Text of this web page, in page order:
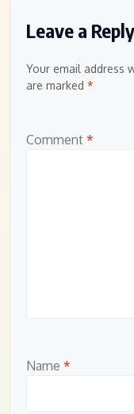
Leave a Reply
Your email address
are marked *
Comment *
Name *